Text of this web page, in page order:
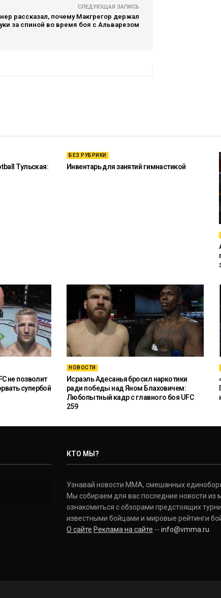
СЛЕДУЮЩАЯ ЗАПИСЬ
рассказал, почему Макгрегор держал
за спиной во время боя с Альварезом
Тульская:
БЕЗ РУБРИКИ
Инвентарь для занятий гимнастикой
не позволит
супербой
НОВОСТИ
Исраэль Адесанья бросил наркотики
ради победы над Яном Блаховичем:
Любопытный кадр с главного боя UFC
259
КТО МЫ?
Узнавай новости ММА, смешанных
Мы собираем для вас последние новости
ознакомиться с обзорами предстоящих
известными бойцами и мировые рейтинги
О сайте Реклама на сайте -- info@vmma.ru